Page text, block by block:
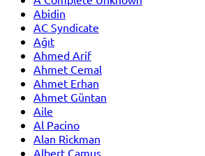
Abidin
AC Syndicate
Ağıt
Ahmed Arif
Ahmet Cemal
Ahmet Erhan
Ahmet Güntan
Aile
Al Pacino
Alan Rickman
Albert Camus